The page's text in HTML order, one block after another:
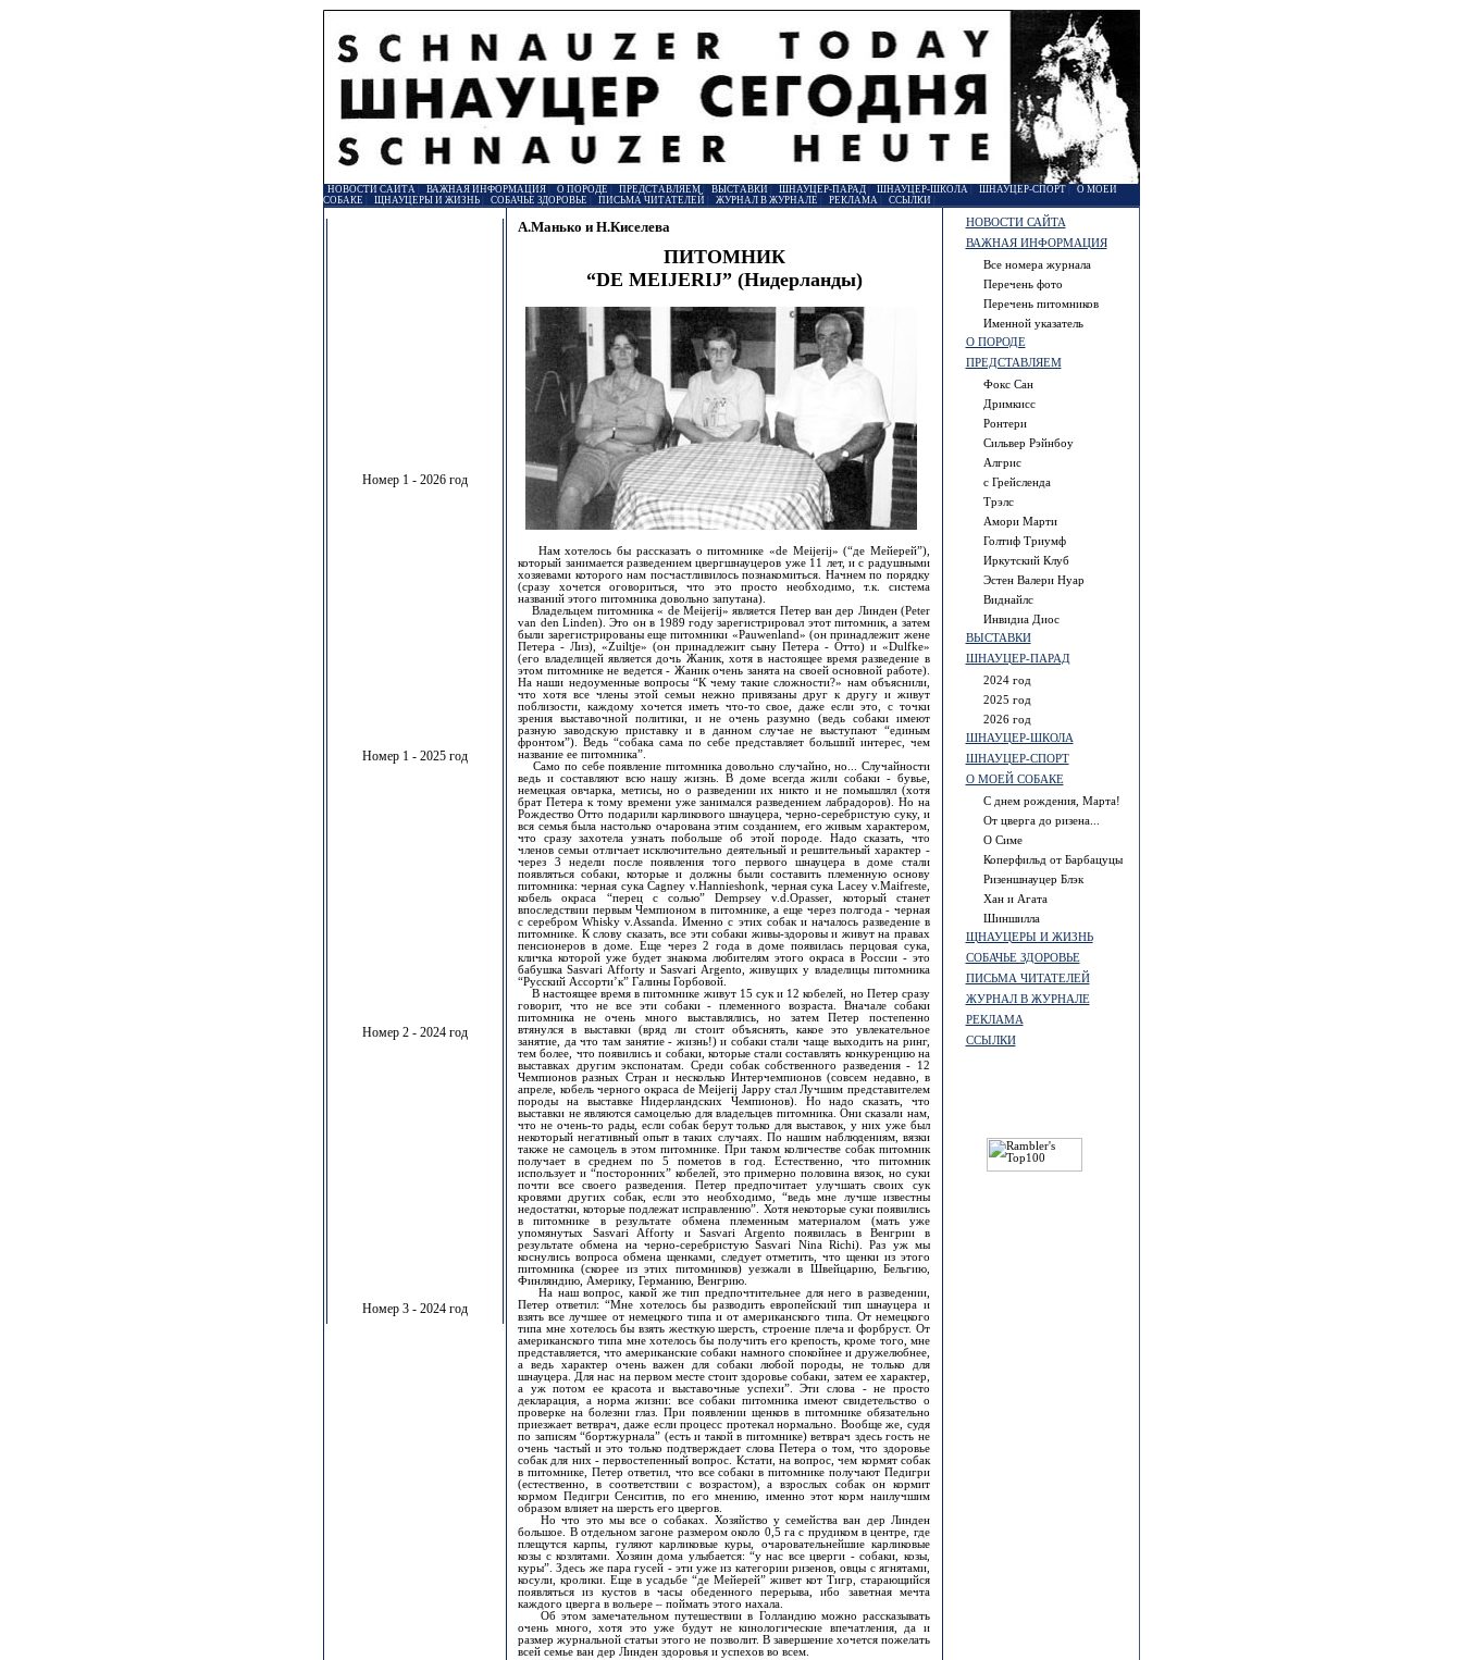
НОВОСТИ САЙТА| ВАЖНАЯ ИНФОРМАЦИЯ| О ПОРОДЕ ПРЕДСТАВЛЯЕМ| ВЫСТАВКИ ШНАУЦЕР-ПАРАД| ШНАУЦЕР-ШКОЛА| ШНАУЦЕР-СПОРТ|
О МОЕЙ
СОБАКЕ
ЩНАУЦЕРЫ И ЖИЗНЬ| СОБАЧЬЕ ЗДОРОВЬЕ ПИСЬМА ЧИТАТЕЛЕЙ ЖУРНАЛ В ЖУРНАЛЕ РЕКЛАМА| ССЫЛКИ
Номер 1 - 2026 год
Номер 1 - 2025 год
Номер 2 - 2024 год
Номер 3 - 2024 год
А.Манько и Н.Киселева
ПИТОМНИК
“DE MEIJERIJ” (Нидерланды)
Нам хотелось бы рассказать о питомнике «de Meijerij» (“де Мейерей”),
который занимается разведением цвергшнауцеров уже 11 лет, и с радушными
хозяевами которого нам посчастливилось познакомиться. Начнем по порядку
(сразу хочется оговориться, что это просто необходимо, т.к. система
названий этого питомника довольно запутана).
Владельцем питомника « de Meijerij» является Петер ван дер Линден (Peter
van den Linden). Это он в 1989 году зарегистрировал этот питомник, а затем
были зарегистрированы еще питомники «Pauwenland» (он принадлежит жене
Петера - Лиз), «Zuiltje» (он принадлежит сыну Петера - Отто) и «Dulfke»
(его владелицей является дочь Жаник, хотя в настоящее время разведение в
этом питомнике не ведется - Жаник очень занята на своей основной работе).
На наши недоуменные вопросы “К чему такие сложности?» нам объяснили,
что хотя все члены этой семьи нежно привязаны друг к другу и живут
поблизости, каждому хочется иметь что-то свое, даже если это, с точки
зрения выставочной политики, и не очень разумно (ведь собаки имеют
разную заводскую приставку и в данном случае не выступают “единым
фронтом”). Ведь “собака сама по себе представляет больший интерес, чем
название ее питомника”.
Само по себе появление питомника довольно случайно, но... Случайности
ведь и составляют всю нашу жизнь. В доме всегда жили собаки - бувье,
немецкая овчарка, метисы, но о разведении их никто и не помышлял (хотя
брат Петера к тому времени уже занимался разведением лабрадоров). Но на
Рождество Отто подарили карликового шнауцера, черно-серебристую суку, и
вся семья была настолько очарована этим созданием, его живым характером,
что сразу захотела узнать побольше об этой породе. Надо сказать, что
членов семьи отличает исключительно деятельный и решительный характер -
через 3 недели после появления того первого шнауцера в доме стали
появляться собаки, которые и должны были составить племенную основу
питомника: черная сука Cagney v.Hannieshonk, черная сука Lacey v.Maifreste,
кобель окраса “перец c солью” Dempsey v.d.Opasser, который станет
впоследствии первым Чемпионом в питомнике, а еще через полгода - черная
с серебром Whisky v.Assanda. Именно с этих собак и началось разведение в
питомнике. К слову сказать, все эти собаки живы-здоровы и живут на правах
пенсионеров в доме. Еще через 2 года в доме появилась перцовая сука,
кличка которой уже будет знакома любителям этого окраса в России - это
бабушка Sasvari Afforty и Sasvari Argento, живущих у владелицы питомника
“Русский Ассорти’к” Галины Горбовой.
В настоящее время в питомнике живут 15 сук и 12 кобелей, но Петер сразу
говорит, что не все эти собаки - племенного возраста. Вначале собаки
питомника не очень много выставлялись, но затем Петер постепенно
втянулся в выставки (вряд ли стоит объяснять, какое это увлекательное
занятие, да что там занятие - жизнь!) и собаки стали чаще выходить на ринг,
тем более, что появились и собаки, которые стали составлять конкуренцию на
выставках другим экспонатам. Среди собак собственного разведения - 12
Чемпионов разных Стран и несколько Интерчемпионов (совсем недавно, в
апреле, кобель черного окраса de Meijerij Jappy стал Лучшим представителем
породы на выставке Нидерландских Чемпионов). Но надо сказать, что
выставки не являются самоцелью для владельцев питомника. Они сказали нам,
что не очень-то рады, если собак берут только для выставок, у них уже был
некоторый негативный опыт в таких случаях. По нашим наблюдениям, вязки
также не самоцель в этом питомнике. При таком количестве собак питомник
получает в среднем по 5 пометов в год. Естественно, что питомник
использует и “посторонних” кобелей, это примерно половина вязок, но суки
почти все своего разведения. Петер предпочитает улучшать своих сук
кровями других собак, если это необходимо, “ведь мне лучше известны
недостатки, которые подлежат исправлению”. Хотя некоторые суки появились
в питомнике в результате обмена племенным материалом (мать уже
упомянутых Sasvari Afforty и Sasvari Argento появилась в Венгрии в
результате обмена на черно-серебристую Sasvari Nina Richi). Раз уж мы
коснулись вопроса обмена щенками, следует отметить, что щенки из этого
питомника (скорее из этих питомников) уезжали в Швейцарию, Бельгию,
Финляндию, Америку, Германию, Венгрию.
На наш вопрос, какой же тип предпочтительнее для него в разведении,
Петер ответил: “Мне хотелось бы разводить европейский тип шнауцера и
взять все лучшее от немецкого типа и от американского типа. От немецкого
типа мне хотелось бы взять жесткую шерсть, строение плеча и форбруст. От
американского типа мне хотелось бы получить его крепость, кроме того, мне
представляется, что американские собаки намного спокойнее и дружелюбнее,
а ведь характер очень важен для собаки любой породы, не только для
шнауцера. Для нас на первом месте стоит здоровье собаки, затем ее характер,
а уж потом ее красота и выставочные успехи”. Эти слова - не просто
декларация, а норма жизни: все собаки питомника имеют свидетельство о
проверке на болезни глаз. При появлении щенков в питомнике обязательно
приезжает ветврач, даже если процесс протекал нормально. Вообще же, судя
по записям “бортжурнала” (есть и такой в питомнике) ветврач здесь гость не
очень частый и это только подтверждает слова Петера о том, что здоровье
собак для них - первостепенный вопрос. Кстати, на вопрос, чем кормят собак
в питомнике, Петер ответил, что все собаки в питомнике получают Педигри
(естественно, в соответствии с возрастом), а взрослых собак он кормит
кормом Педигри Сенситив, по его мнению, именно этот корм наилучшим
образом влияет на шерсть его цвергов.
Но что это мы все о собаках. Хозяйство у семейства ван дер Линден
большое. В отдельном загоне размером около 0,5 га с прудиком в центре, где
плещутся карпы, гуляют карликовые куры, очаровательнейшие карликовые
козы с козлятами. Хозяин дома улыбается: “у нас все цверги - собаки, козы,
куры”. Здесь же пара гусей - эти уже из категории ризенов, овцы с ягнятами,
косули, кролики. Еще в усадьбе “де Мейерей” живет кот Тигр, старающийся
появляться из кустов в часы обеденного перерыва, ибо заветная мечта
каждого цверга в вольере – поймать этого нахала.
Об этом замечательном путешествии в Голландию можно рассказывать
очень много, хотя это уже будут не кинологические впечатления, да и
размер журнальной статьи этого не позволит. В завершение хочется пожелать
всей семье ван дер Линден здоровья и успехов во всем.
НОВОСТИ САЙТА
ВАЖНАЯ ИНФОРМАЦИЯ
Все номера журнала
Перечень фото
Перечень питомников
Именной указатель
О ПОРОДЕ
ПРЕДСТАВЛЯЕМ
Фокс Сан
Дримкисс
Ронтери
Сильвер Рэйнбоу
Алгрис
с Грейсленда
Трэлс
Амори Марти
Голтиф Триумф
Иркутский Клуб
Эстен Валери Нуар
Виднайлс
Инвидиа Диос
ВЫСТАВКИ
ШНАУЦЕР-ПАРАД
2024 год
2025 год
2026 год
ШНАУЦЕР-ШКОЛА
ШНАУЦЕР-СПОРТ
О МОЕЙ СОБАКЕ
С днем рождения, Марта!
От цверга до ризена...
О Симе
Коперфильд от Барбацуцы
Ризеншнауцер Блэк
Хан и Агата
Шиншилла
ЩНАУЦЕРЫ И ЖИЗНЬ
СОБАЧЬЕ ЗДОРОВЬЕ
ПИСЬМА ЧИТАТЕЛЕЙ
ЖУРНАЛ В ЖУРНАЛЕ
РЕКЛАМА
ССЫЛКИ